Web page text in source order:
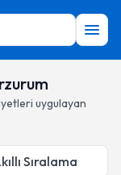
uygulayan
Sıralama